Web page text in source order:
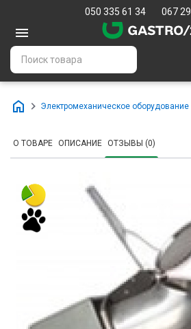
050 335 61 34 067
Электромеханическое оборудование
О ТОВАРЕ ОПИСАНИЕ ОТЗЫВЫ (0)